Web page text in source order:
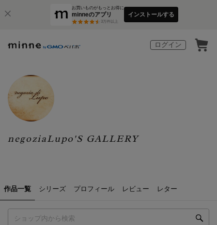
お買いものがもっとお得に
minneのアプリ
3万件以上
インストールする
ログイン
negoziaLupo'S GALLERY
作品一覧 シリーズ プロフィール レビュー レター